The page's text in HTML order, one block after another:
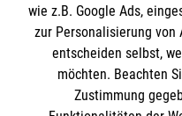
Seminare und Kurse
Jahresthema
Gebete für Malteser
Praxishilfen für den
Informationen
wie z.B. Google Ads,
zur Personalisierung von
entscheiden selbst,
möchten. Beachten
Zustimmung